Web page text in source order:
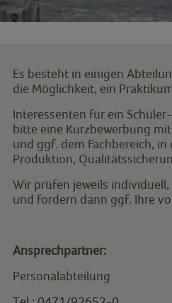
Es besteht in einigen
die Möglichkeit, ein
Interessenten für ein
bitte eine Kurzbewerbung
und ggf. dem Fachbereich,
Produktion,
Wir prüfen jeweils
und fordern dann ggf. Ihre
Ansprechpartner:
Personalabteilung